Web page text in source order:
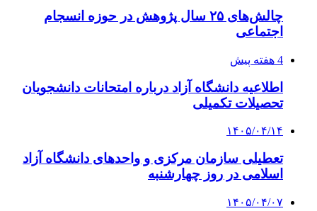
چالش‌های ۲۵ سال پژوهش در حوزه انسجام
اجتماعی
4 هفته پیش
اطلاعیه دانشگاه آزاد درباره امتحانات دانشجویان
تحصیلات تکمیلی
۱۴۰۵/۰۴/۱۴
تعطیلی سازمان مرکزی و واحدهای دانشگاه آزاد
اسلامی در روز چهارشنبه
۱۴۰۵/۰۴/۰۷